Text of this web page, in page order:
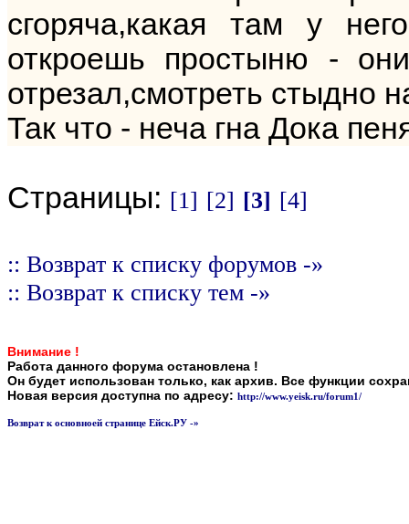
сгоряча,какая там у
откроешь простыню -
отрезал,смотреть стыдно
Так что - неча гна Дока
Страницы: [1] [2] [3] [4]
:: Возврат к списку форумов -»
:: Возврат к списку тем -»
Внимание !
Работа данного форума остановлена !
Он будет использован только, как архив. Все функции
Новая версия доступна по адресу: http://www.yeisk.ru/forum1/
Возврат к основноей странице Ейск.РУ -»